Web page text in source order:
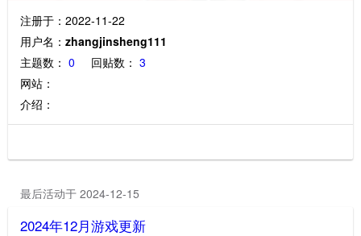
注册于：2022-11-22
用户名： zhangjinsheng111
主题数： 0 回贴数： 3
网站：
介绍：
最后活动于 2024-12-15
2024年12月游戏更新